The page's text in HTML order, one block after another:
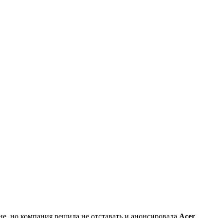
но компания решила не отставать и анонсировала Acer